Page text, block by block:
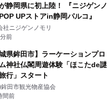
静岡県に初上陸！ 『ニジゲンノ
UPストアin静岡パルコ』
社ニジゲンノモリ
前
城県鉾田市】ラーケーションプロ
神社仏閣周遊体験「ほこたde謎
行」スタート
田市観光物産協会
間前